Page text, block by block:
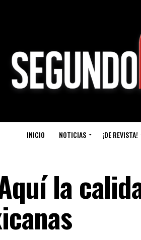
INICIO NOTICIAS ¡DE REVISTA!
la